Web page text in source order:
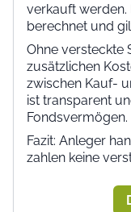
verkauft werden.
berechnet und
Ohne versteckte
zusätzlichen
zwischen Kauf-
ist transparent
Fondsvermögen.
Fazit: Anleger
zahlen keine